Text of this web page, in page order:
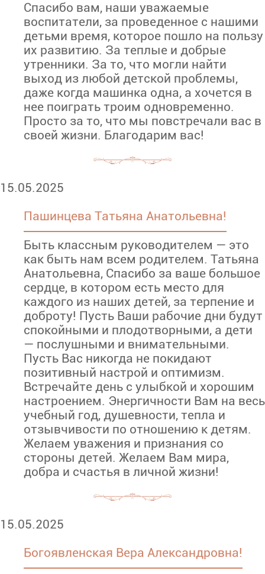
Спасибо вам, наши уважаемые
воспитатели, за проведенное с нашими
детьми время, которое пошло на пользу
их развитию. За теплые и добрые
утренники. За то, что могли найти
выход из любой детской проблемы,
даже когда машинка одна, а хочется в
нее поиграть троим одновременно.
Просто за то, что мы повстречали вас в
своей жизни. Благодарим вас!
15.05.2025
Пашинцева Татьяна Анатольевна!
Быть классным руководителем — это
как быть нам всем родителем. Татьяна
Анатольевна, Спасибо за ваше большое
сердце, в котором есть место для
каждого из наших детей, за терпение и
доброту! Пусть Ваши рабочие дни будут
спокойными и плодотворными, а дети
— послушными и внимательными.
Пусть Вас никогда не покидают
позитивный настрой и оптимизм.
Встречайте день с улыбкой и хорошим
настроением. Энергичности Вам на весь
учебный год, душевности, тепла и
отзывчивости по отношению к детям.
Желаем уважения и признания со
стороны детей. Желаем Вам мира,
добра и счастья в личной жизни!
15.05.2025
Богоявленская Вера Александровна!